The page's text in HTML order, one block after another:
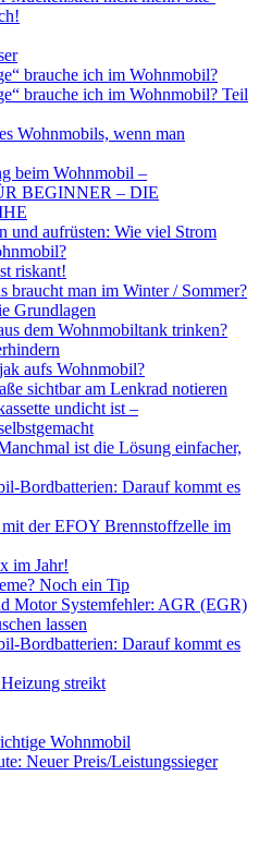
brauche ich im Wohnmobil?
brauche ich im Wohnmobil? Teil
Wohnmobils, wenn man
beim Wohnmobil –
BEGINNER – DIE
und aufrüsten: Wie viel Strom
riskant!
braucht man im Winter / Sommer?
Grundlagen
dem Wohnmobiltank trinken?
aufs Wohnmobil?
sichtbar am Lenkrad notieren
undicht ist –
ist die Lösung einfacher,
Bordbatterien: Darauf kommt es
der EFOY Brennstoffzelle im
im Jahr!
Noch ein Tip
Motor Systemfehler: AGR (EGR)
lassen
Bordbatterien: Darauf kommt es
streikt
Wohnmobil
Neuer Preis/Leistungssieger